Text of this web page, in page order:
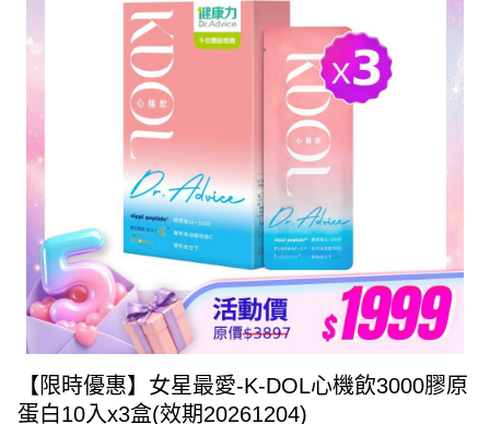
【限時優惠】女星最愛-K-DOL心機飲3000膠原
蛋白10入x3盒(效期20261204)